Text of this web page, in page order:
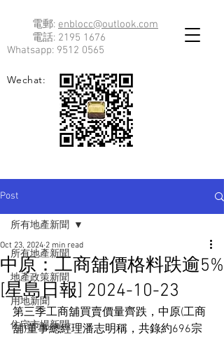
電郵: enblocc@outlook.com
電話: 2195 1676
Whatsapp: 9512 0565
Wechat:
Post
所有地產新聞
地產政策新聞
用地新聞
住宅市場新聞
所有地產新聞
中原：工商舖價格料跌逾5%
[星島日報] 2024-10-23
Oct 23, 2024 2 min read
第三季工商舖買賣價量齊跌，中原(工商
舖)董事總經理潘志明稱，共錄約696宗